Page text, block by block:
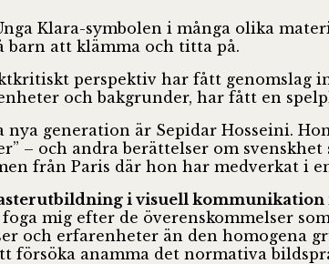
Klara-symbolen i många olika
barn att klämma och titta på.
perspektiv har fått genomslag
och bakgrunder, har fått en
generation är Sepidar Hosseini.
– och andra berättelser om
från Paris där hon har medverkat i
i visuell
mig efter de överenskommelser
och erfarenheter än den homogena
försöka anamma det normativa